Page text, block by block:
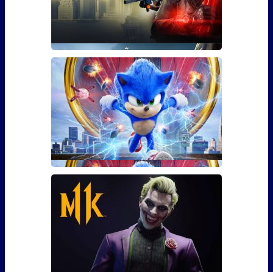
Гайд: Как использовать бустер
30 уровня для The Division 2
Фанаты The Division 2 наверняка уже в курсе, что 3
марта игра �
Сколько сцен после титров у
Соника?
Сейчас практически каждый фильм – это повод
задерж�